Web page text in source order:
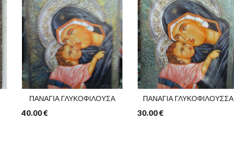
ΠΑΝΑΓΙΑ ΓΛΥΚΟΦΙΛΟΥΣΑ
40.00€
ΠΑΝΑΓΙΑ ΓΛΥΚΟΦΙΛΟΥΣΣΑ
30.00€